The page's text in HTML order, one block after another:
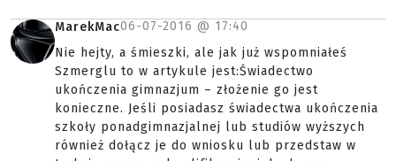
MarekMac06-07-2016 @ 17:40
Nie hejty, a śmieszki, ale jak już wspomniałeś
Szmerglu to w artykule jest:Świadectwo
ukończenia gimnazjum – złożenie go jest
konieczne. Jeśli posiadasz świadectwa ukończenia
szkoły ponadgimnazjalnej lub studiów wyższych
również dołącz je do wniosku lub przedstaw w